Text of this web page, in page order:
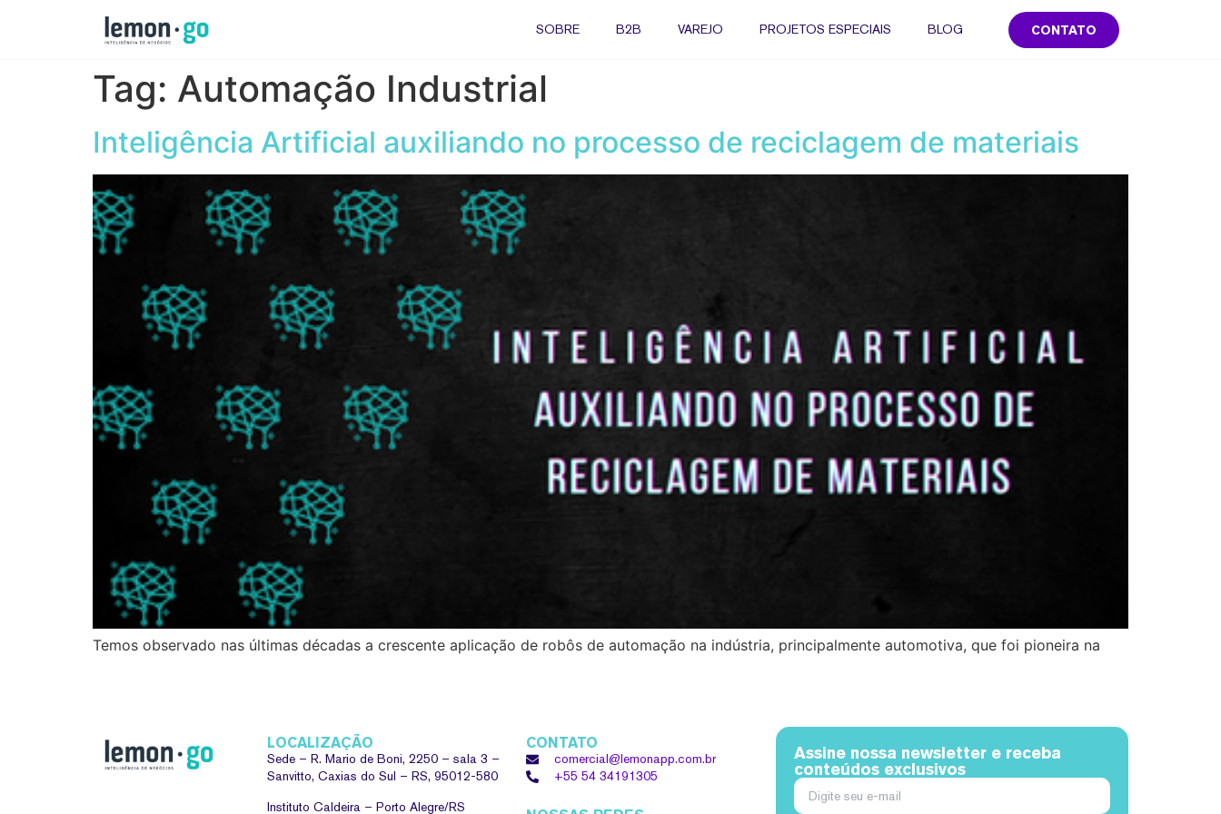
SOBRE B2B VAREJO PROJETOS ESPECIAIS BLOG CONTATO
Tag: Automação Industrial
Inteligência Artificial auxiliando no processo de reciclagem de materiais
Temos observado nas últimas décadas a crescente aplicação de robôs de automação na indústria, principalmente automotiva, que foi pioneira na
LOCALIZAÇÃO
Sede –R. Mario de Boni, 2250 – sala 3 –
Sanvitto, Caxias do Sul – RS, 95012-580
Instituto Caldeira – Porto Alegre/RS
CONTATO
comercial@lemonapp.com.br
+55 54 34191305
Assine nossa newsletter e receba
conteúdos exclusivos